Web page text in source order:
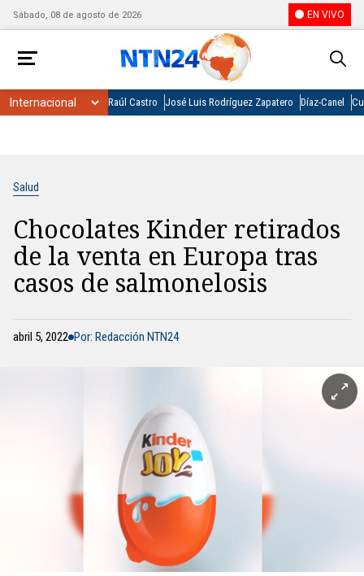
Sábado, 08 de agosto de 2026 EN VIVO
Raúl Castro José Luis Rodríguez Zapatero Díaz-Canel
Salud
Chocolates Kinder retirados
de la venta en Europa tras
casos de salmonelosis
abril 5, 2022 Por: Redacción NTN24